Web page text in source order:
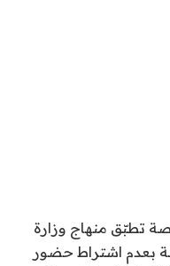
تطبّق منهاج وزارة
بعدم اشتراط حضور